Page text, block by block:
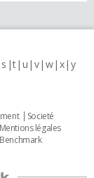
s t u v w x y
Societé
Mentions légales